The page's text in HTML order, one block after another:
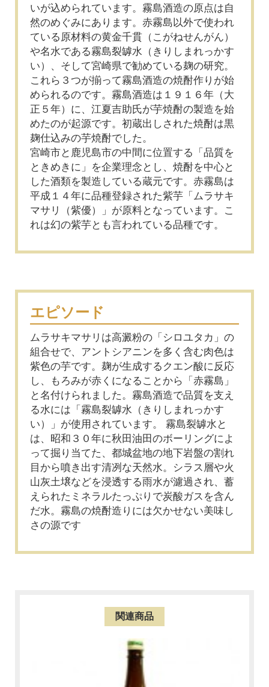
いが込められています。霧島酒造の原点は自
然のめぐみにあります。赤霧島以外で使われ
ている原材料の黄金千貫（こがねせんがん）
や名水である霧島裂罅水（きりしまれっかす
い）、そして宮崎県で勧めている麹の研究。
これら３つが揃って霧島酒造の焼酎作りが始
められるのです。霧島酒造は１９１６年（大
正５年）に、江夏吉助氏が芋焼酎の製造を始
めたのが起源です。初蔵出しされた焼酎は黒
麹仕込みの芋焼酎でした。
宮崎市と鹿児島市の中間に位置する「品質を
ときめきに」を企業理念とし、焼酎を中心と
した酒類を製造している蔵元です。赤霧島は
平成１４年に品種登録された紫芋「ムラサキ
マサリ（紫優）」が原料となっています。こ
れは幻の紫芋とも言われている品種です。
エピソード
ムラサキマサリは高澱粉の「シロユタカ」の
組合せで、アントシアニンを多く含む肉色は
紫色の芋です。麹が生成するクエン酸に反応
し、もろみが赤くになることから「赤霧島」
と名付けられました。霧島酒造で品質を支え
る水には「霧島裂罅水（きりしまれっかす
い）」が使用されています。 霧島裂罅水と
は、昭和３０年に秋田油田のボーリングによ
って掘り当てた、都城盆地の地下岩盤の割れ
目から噴き出す清冽な天然水。シラス層や火
山灰土壌などを浸透する雨水が濾過され、蓄
えられたミネラルたっぷりで炭酸ガスを含ん
だ水。霧島の焼酎造りには欠かせない美味し
さの源です
関連商品